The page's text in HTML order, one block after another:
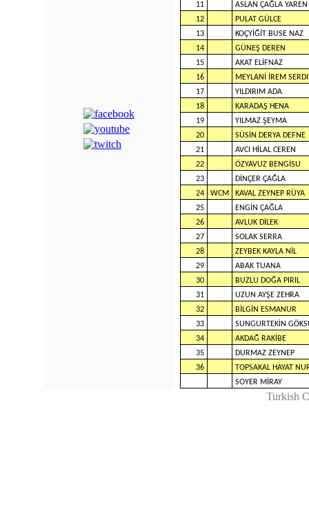
11
ASLAN ÇAĞLA YAREN
12
PULAT GÜLCE
13
KOÇYİĞİT BUSE NAZ
14
GÜNEŞ DEREN
15
AKAT ELİFNAZ
16
MEYLANİ İREM
17
YILDIRIM ADA
18
KARADAŞ HENA
19
YILMAZ ŞEYMA
20
SÜSİN DERYA DEFNE
21
AVCI HİLAL CEREN
22
ÖZYAVUZ BENGİSU
23
DİNÇER ÇAĞLA
24
WCM
KAVAL ZEYNEP RÜYA
25
ENGİN ÇAĞLA
26
AVLUK DİLEK
27
SOLAK SERRA
28
ZEYBEK KAYLA NİL
29
ABAK TUANA
30
BUZLU DOĞA PIRIL
31
UZUN AYŞE ZEHRA
32
BİLGİN ESMANUR
33
SUNGURTEKİN
34
AKDAĞ RAKİBE
35
DURMAZ ZEYNEP
36
TOPSAKAL HAYAT
SOYER MİRAY
Turkish